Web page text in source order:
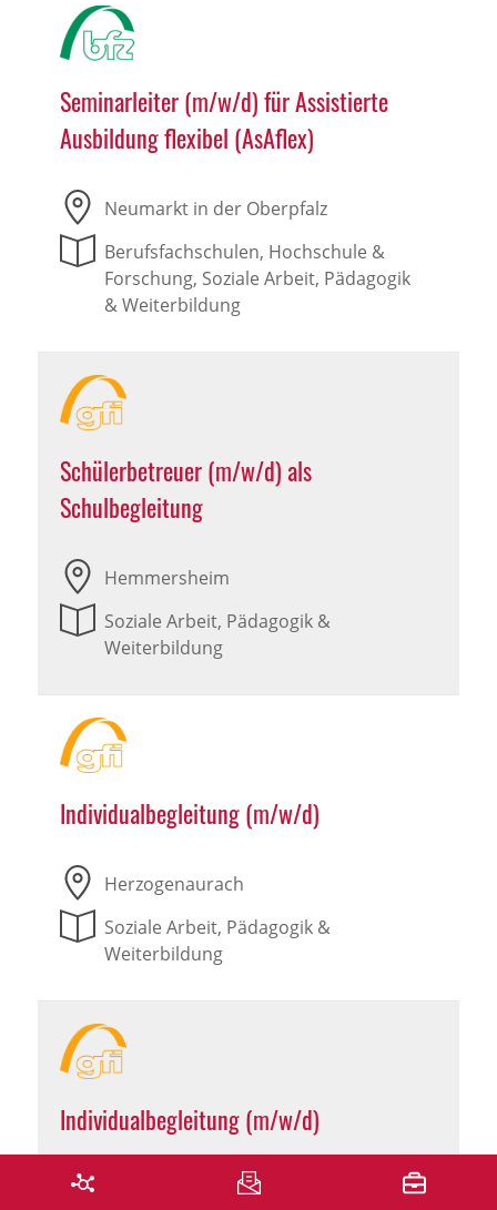
Seminarleiter (m/w/d) für Assistierte
Ausbildung flexibel (AsAflex)
Neumarkt in der Oberpfalz
Berufsfachschulen, Hochschule &
Forschung, Soziale Arbeit, Pädagogik
& Weiterbildung
Schülerbetreuer (m/w/d) als
Schulbegleitung
Hemmersheim
Soziale Arbeit, Pädagogik &
Weiterbildung
Individualbegleitung (m/w/d)
Herzogenaurach
Soziale Arbeit, Pädagogik &
Weiterbildung
Individualbegleitung (m/w/d)